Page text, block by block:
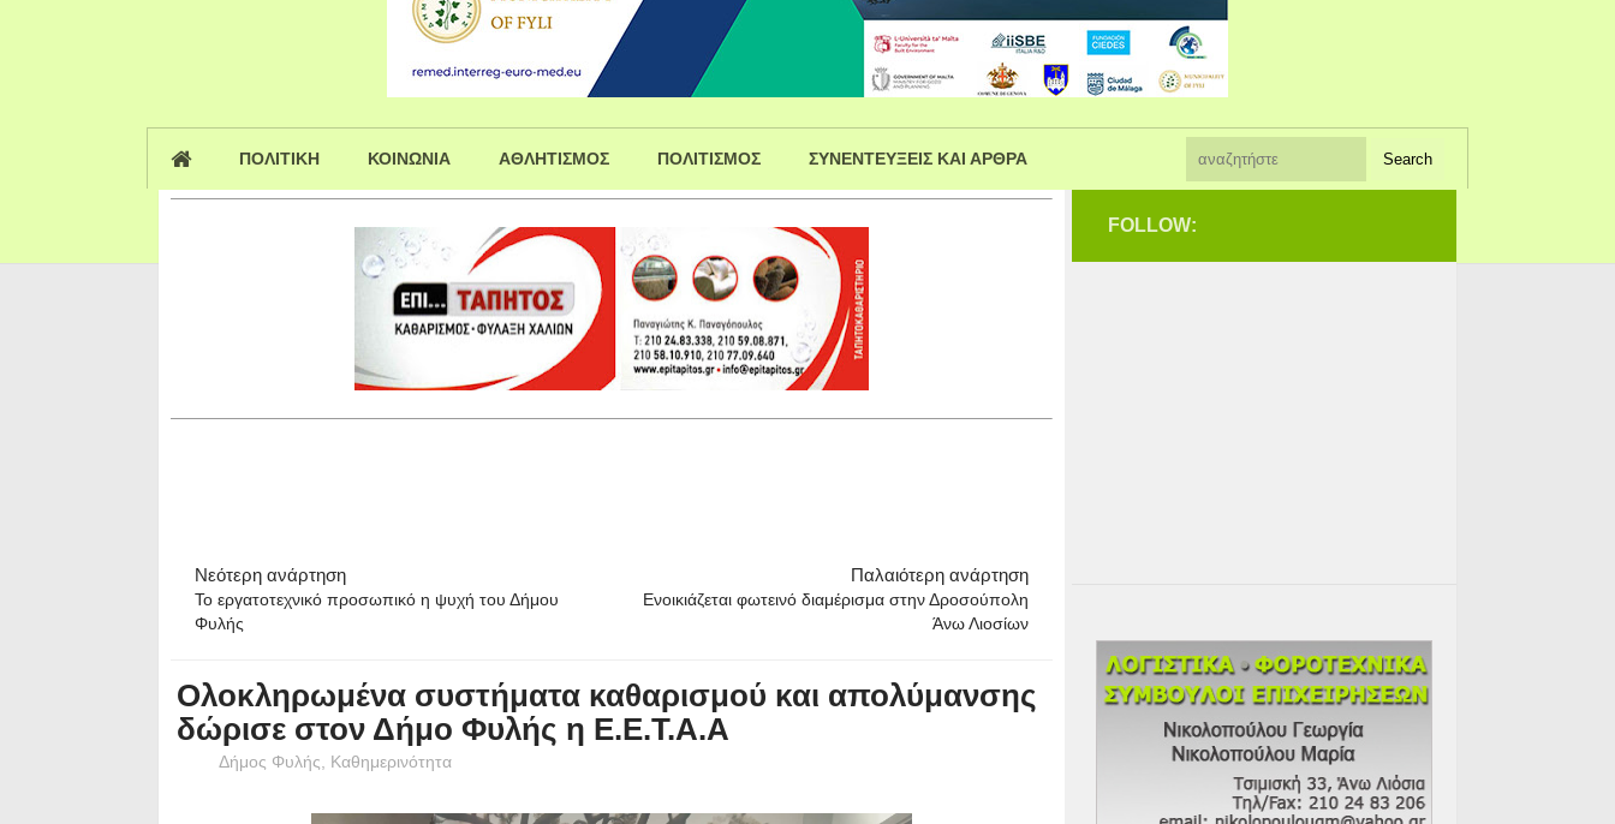
ΠΟΛΙΤΙΚΗ ΚΟΙΝΩΝΙΑ ΑΘΛΗΤΙΣΜΟΣ ΠΟΛΙΤΙΣΜΟΣ ΣΥΝΕΝΤΕΥΞΕΙΣ ΚΑΙ ΑΡΘΡΑ
Νεότερη ανάρτηση
Το εργατοτεχνικό προσωπικό η ψυχή του Δήμου
Φυλής
Παλαιότερη ανάρτηση
Ενοικιάζεται φωτεινό διαμέρισμα στην Δροσούπολη
Άνω Λιοσίων
Ολοκληρωμένα συστήματα καθαρισμού και απολύμανσης
δώρισε στον Δήμο Φυλής η Ε.Ε.Τ.Α.Α
Δήμος Φυλής Καθημερινότητα
FOLLOW: